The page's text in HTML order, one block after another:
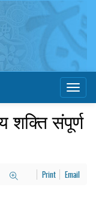
शक्ति संपूर्ण
Print Email